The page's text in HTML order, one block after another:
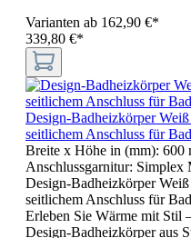
Varianten ab 162,90 €*
339,80 €*
Design-Badheizkörper
seitlichem Anschluss für
Breite x Höhe in (mm): 600
Anschlussgarnitur: Simplex
Design-Badheizkörper
seitlichem Anschluss für
Erleben Sie Wärme mit Stil
Design-Badheizkörper aus